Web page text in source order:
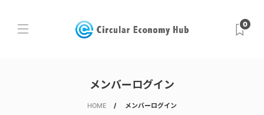
0
メンバーログイン
HOME メンバーログイン